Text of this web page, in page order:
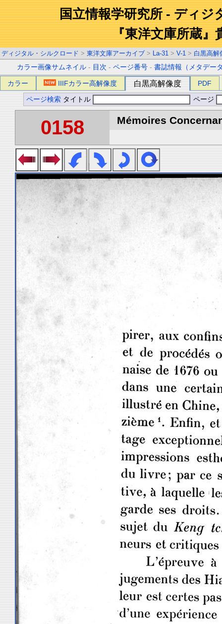
国立情報学研究所 - ディジ
『東洋文庫所蔵』
ディジタル・シルクロード > 東洋文庫アーカイブ > La-31 > V-1 > 白黒高解
カラー画像サムネイル - 目次 -ページ番号 -書誌情報（メタデー
カラー IIIFカラー高解像度 白黒高解像度 PDF
ページ検索 タイトル ページ
0158 Mémoires